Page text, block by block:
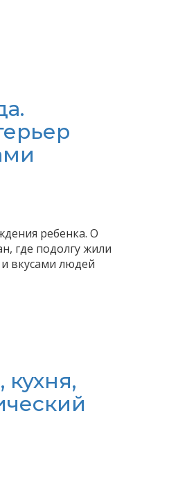
ребенка. О
где подолгу жили
вкусами людей
кухня,